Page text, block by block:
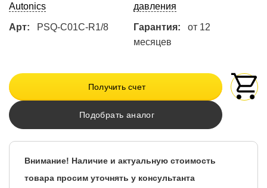
Autonics
давления
Арт: PSQ-C01C-R1/8 Гарантия:
от 12
месяцев
Получить счет
Подобрать аналог
Внимание! Наличие и актуальную стоимость
товара просим уточнять у консультанта